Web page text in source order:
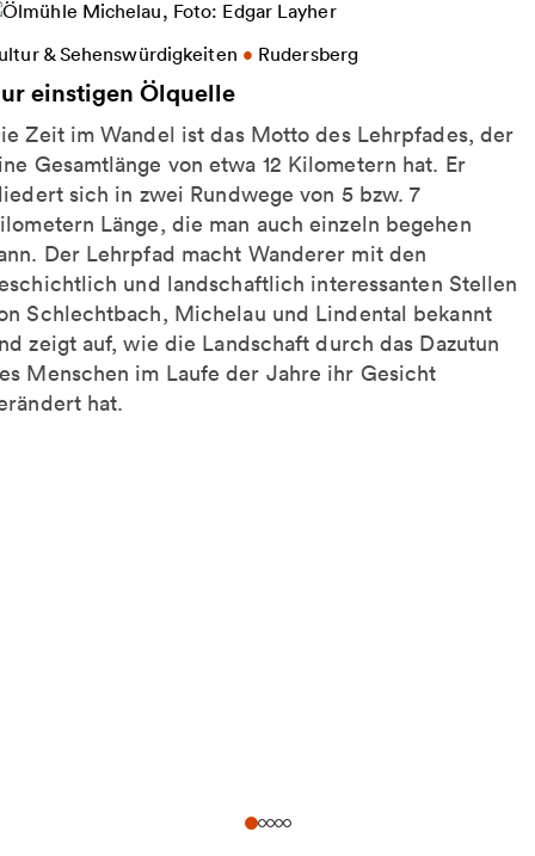
& Sehenswürdigkeiten • Rudersberg
einstigen Ölquelle
Zeit im Wandel ist das Motto des Lehrpfades, der
Gesamtlänge von etwa 12 Kilometern hat. Er
sich in zwei Rundwege von 5 bzw. 7
Länge, die man auch einzeln begehen
Der Lehrpfad macht Wanderer mit den
und landschaftlich interessanten Stellen
Schlechtbach, Michelau und Lindental bekannt
zeigt auf, wie die Landschaft durch das Dazutun
Menschen im Laufe der Jahre ihr Gesicht
hat.
information on Zur einstigen Ölquelle